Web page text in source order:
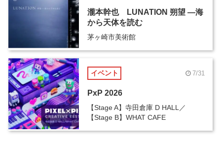
瀧本幹也 LUNATION 朔望 ―海
から天体を読む
茅ヶ崎市美術館
イベント 7/31
PxP 2026
【Stage A】寺田倉庫 D HALL／
【Stage B】WHAT CAFE